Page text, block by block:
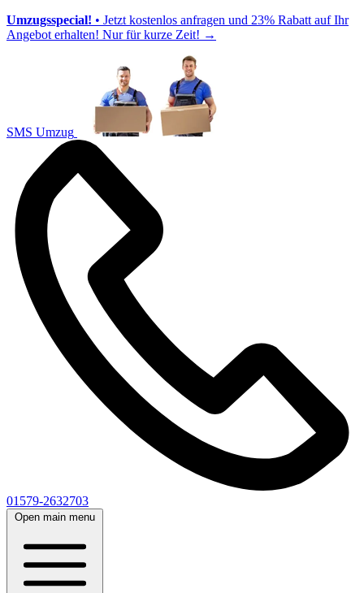
Umzugsspecial! • Jetzt kostenlos anfragen und 23% Rabatt auf Ihr
Angebot erhalten! Nur für kurze Zeit! →
SMS Umzug
01579-2632703
Open main menu